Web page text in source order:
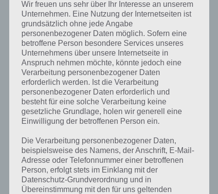
Wir freuen uns sehr über Ihr Interesse an unserem
Unternehmen. Eine Nutzung der Internetseiten ist
grundsätzlich ohne jede Angabe
personenbezogener Daten möglich. Sofern eine
betroffene Person besondere Services unseres
Unternehmens über unsere Internetseite in
Anspruch nehmen möchte, könnte jedoch eine
Verarbeitung personenbezogener Daten
erforderlich werden. Ist die Verarbeitung
personenbezogener Daten erforderlich und
besteht für eine solche Verarbeitung keine
gesetzliche Grundlage, holen wir generell eine
Einwilligung der betroffenen Person ein.
Die Verarbeitung personenbezogener Daten,
beispielsweise des Namens, der Anschrift, E-Mail-
Adresse oder Telefonnummer einer betroffenen
Person, erfolgt stets im Einklang mit der
Datenschutz-Grundverordnung und in
Übereinstimmung mit den für uns geltenden